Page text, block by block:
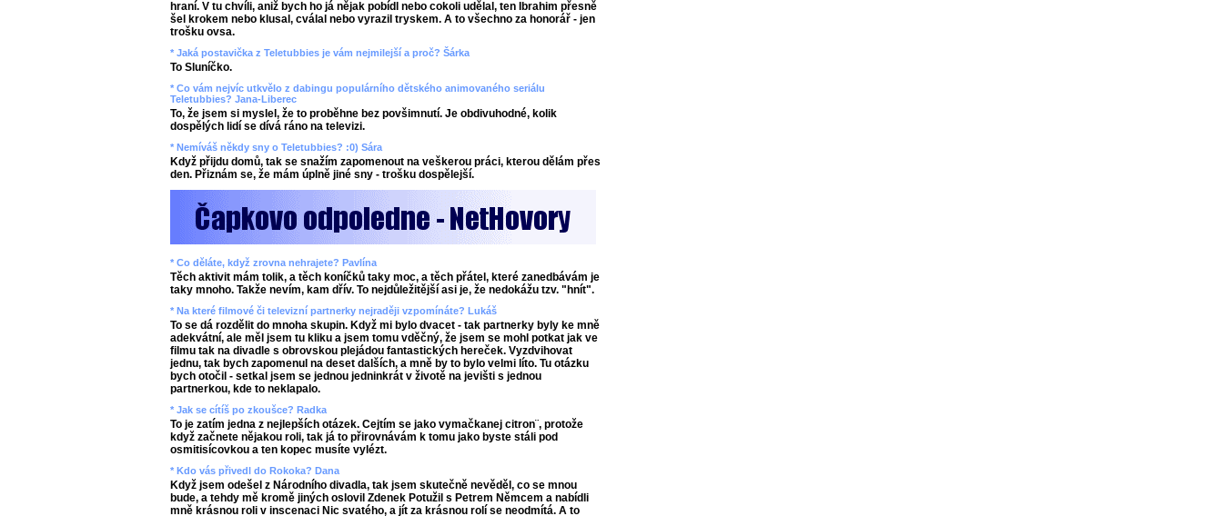
hraní. V tu chvíli, aniž bych ho já nějak pobídl nebo cokoli udělal, ten Ibrahim přesně
šel krokem nebo klusal, cválal nebo vyrazil tryskem. A to všechno za honorář - jen
trošku ovsa.
* Jaká postavička z Teletubbies je vám nejmilejší a proč? Šárka
To Sluníčko.
* Co vám nejvíc utkvělo z dabingu populárního dětského animovaného seriálu
Teletubbies? Jana-Liberec
To, že jsem si myslel, že to proběhne bez povšimnutí. Je obdivuhodné, kolik
dospělých lidí se dívá ráno na televizi.
* Nemíváš někdy sny o Teletubbies? :0) Sára
Když přijdu domů, tak se snažím zapomenout na veškerou práci, kterou dělám přes
den. Přiznám se, že mám úplně jiné sny - trošku dospělejší.
* Co děláte, když zrovna nehrajete? Pavlína
Těch aktivit mám tolik, a těch koníčků taky moc, a těch přátel, které zanedbávám je
taky mnoho. Takže nevím, kam dřív. To nejdůležitější asi je, že nedokážu tzv. "hnít".
* Na které filmové či televizní partnerky nejraději vzpomínáte? Lukáš
To se dá rozdělit do mnoha skupin. Když mi bylo dvacet - tak partnerky byly ke mně
adekvátní, ale měl jsem tu kliku a jsem tomu vděčný, že jsem se mohl potkat jak ve
filmu tak na divadle s obrovskou plejádou fantastických hereček. Vyzdvihovat
jednu, tak bych zapomenul na deset dalších, a mně by to bylo velmi líto. Tu otázku
bych otočil - setkal jsem se jednou jedninkrát v životě na jevišti s jednou
partnerkou, kde to neklapalo.
* Jak se cítíš po zkoušce? Radka
To je zatím jedna z nejlepších otázek. Cejtím se jako vymačkanej citron¨, protože
když začnete nějakou roli, tak já to přirovnávám k tomu jako byste stáli pod
osmitisícovkou a ten kopec musíte vylézt.
* Kdo vás přivedl do Rokoka? Dana
Když jsem odešel z Národního divadla, tak jsem skutečně nevěděl, co se mnou
bude, a tehdy mě kromě jiných oslovil Zdenek Potužil s Petrem Němcem a nabídli
mně krásnou roli v inscenaci Nic svatého, a jít za krásnou rolí se neodmítá. A to